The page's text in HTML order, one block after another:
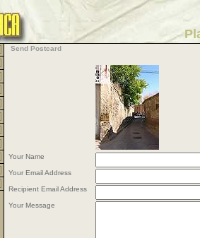
Your Name
Your Email Address
Recipient Email Address
Your Message
Send Postcard